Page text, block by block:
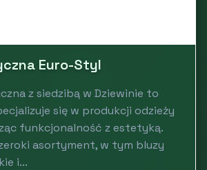
Euro-Styl
z siedzibą w Dziewinie to
się w produkcji odzieży
funkcjonalność z estetyką.
asortyment, w tym bluzy
i...